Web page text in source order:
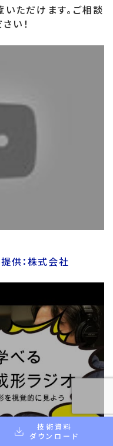
ただけます。ご相談
い！
供：株式会社
技術資料
ダウンロード